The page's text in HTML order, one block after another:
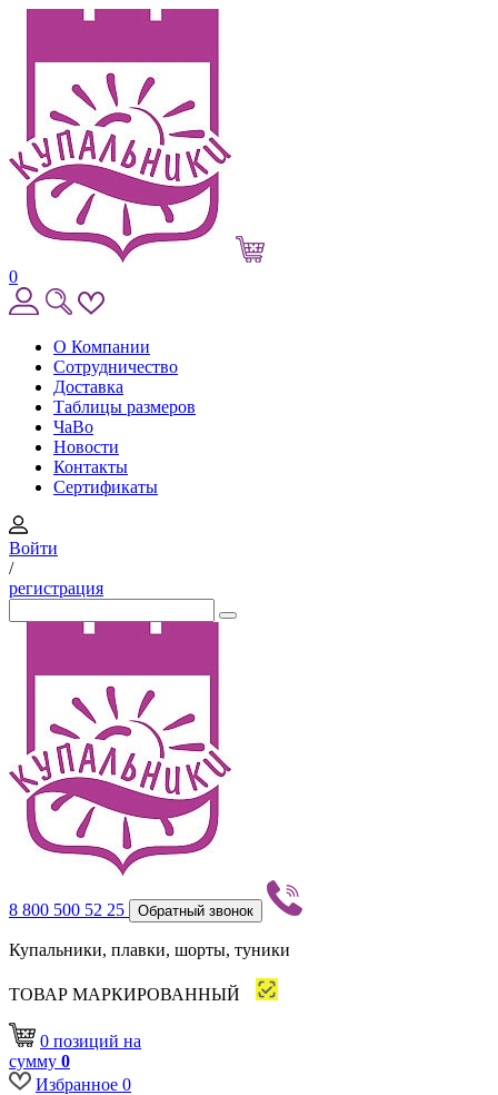
0
О Компании
Сотрудничество
Доставка
Таблицы размеров
ЧаВо
Новости
Контакты
Сертификаты
Войти
/
регистрация
8 800 500 52 25 Обратный звонок
Купальники, плавки, шорты, туники
ТОВАР МАРКИРОВАННЫЙ
0 позиций на
сумму 0
Избранное 0